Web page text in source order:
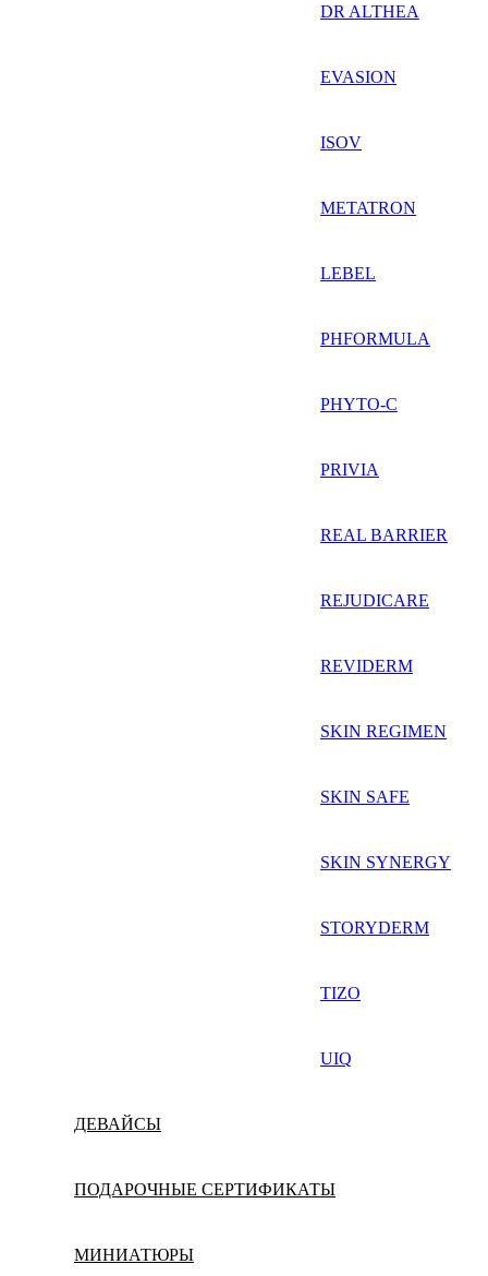
DR ALTHEA
EVASION
ISOV
METATRON
LEBEL
PHFORMULA
PHYTO-C
PRIVIA
REAL BARRIER
REJUDICARE
REVIDERM
SKIN REGIMEN
SKIN SAFE
SKIN SYNERGY
STORYDERM
TIZO
UIQ
ДЕВАЙСЫ
ПОДАРОЧНЫЕ СЕРТИФИКАТЫ
МИНИАТЮРЫ